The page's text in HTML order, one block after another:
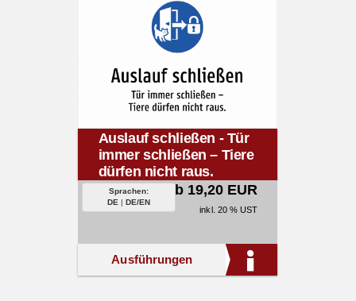
Auslauf schließen - Tür
immer schließen – Tiere
dürfen nicht raus.
Sprachen:
DE | DE/EN
ab 19,20 EUR
inkl. 20 % UST
Ausführungen